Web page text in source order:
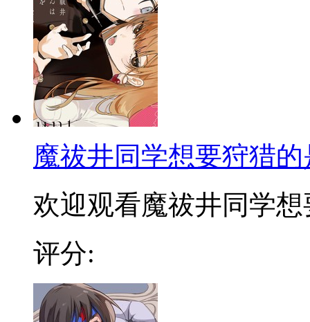
魔祓井同学想要狩猎
欢迎观看魔祓井同学想
评分: